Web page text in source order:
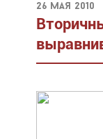
26 мая 2010